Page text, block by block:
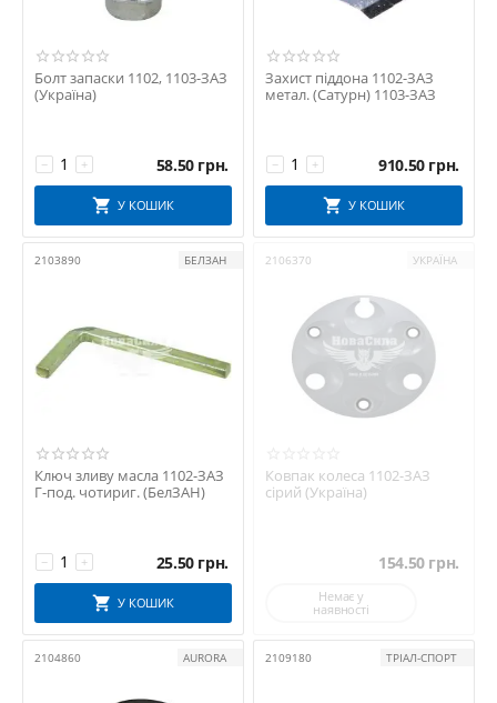
Болт запаски 1102, 1103-ЗАЗ
(Україна)
+
− 58.50 грн.
У КОШИК
Захист піддона 1102-ЗАЗ
метал. (Сатурн) 1103-ЗАЗ
+
− 910.50 грн.
У КОШИК
2103890 БЕЛЗАН
Ключ зливу масла 1102-ЗАЗ
Г-под. чотириг. (БелЗАН)
+
− 25.50 грн.
У КОШИК
2106370 УКРАЇНА
Ковпак колеса 1102-ЗАЗ
сірий (Україна)
154.50 грн.
Немає у
наявності
2104860 AURORA 2109180 ТРІАЛ-СПОРТ